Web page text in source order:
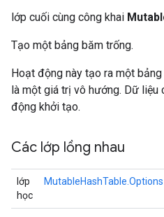
lớp cuối cùng công khai
Tạo một bảng băm trống.
Hoạt động này tạo ra một
là một giá trị vô hướng. Dữ liệu
động khởi tạo.
Các lớp lồng nhau
lớp
học
MutableHashTable.Options